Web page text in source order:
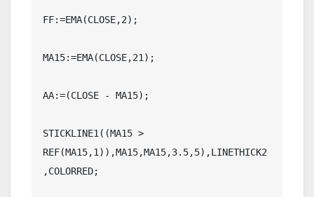
FF:=EMA(CLOSE,2);
MA15:=EMA(CLOSE,21);
AA:=(CLOSE - MA15);
STICKLINE1((MA15 >
REF(MA15,1)),MA15,MA15,3.5,5),LINETHICK2
,COLORRED;